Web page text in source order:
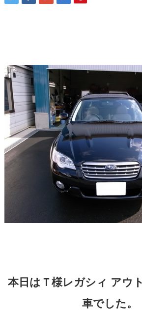
本日はＴ様レガシィ アウ
車でした。